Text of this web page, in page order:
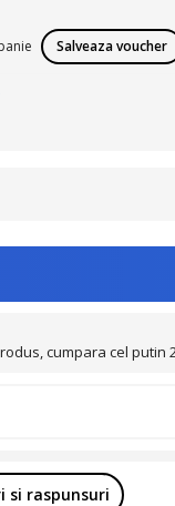
Salveaza voucher
cumpara cel
si raspunsuri